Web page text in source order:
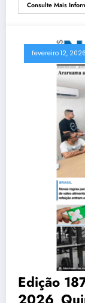
Consulte Mais
fevereiro 12, 2026
Edição